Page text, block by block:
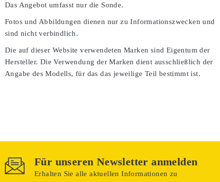
Das Angebot umfasst nur die Sonde.
Fotos und Abbildungen dienen nur zu Informationszwecken und
sind nicht verbindlich.
Die auf dieser Website verwendeten Marken sind Eigentum der
Hersteller. Die Verwendung der Marken dient ausschließlich der
Angabe des Modells, für das das jeweilige Teil bestimmt ist.
Für unseren Newsletter anmelden
Erhalten Sie alle aktuellen Informationen zu